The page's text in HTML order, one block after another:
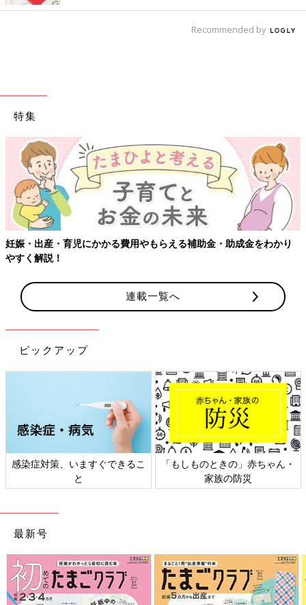
Recommended by
特集
費用やもらえる補助金・助成金をわかり
【ワクチン接種できる
連載一覧へ
ピックアップ
ぐできるこ
「もしものときの」赤ちゃん・
日本外来小児科学
最新号